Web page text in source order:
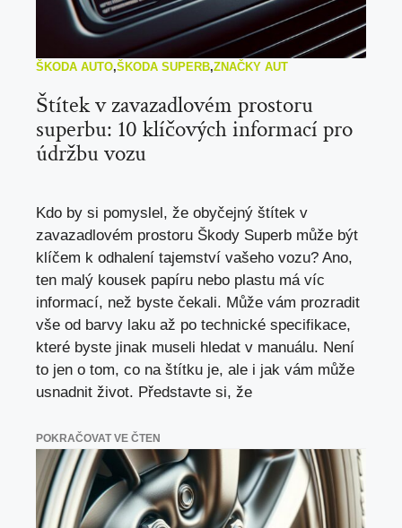
ŠKODA AUTO,ŠKODA SUPERB,ZNAČKY AUT
Štítek v zavazadlovém prostoru
superbu: 10 klíčových informací pro
údržbu vozu
Kdo by si pomyslel, že obyčejný štítek v
zavazadlovém prostoru Škody Superb může být
klíčem k odhalení tajemství vašeho vozu? Ano,
ten malý kousek papíru nebo plastu má víc
informací, než byste čekali. Může vám prozradit
vše od barvy laku až po technické specifikace,
které byste jinak museli hledat v manuálu. Není
to jen o tom, co na štítku je, ale i jak vám může
usnadnit život. Představte si, že
POKRAČOVAT VE ČTEN